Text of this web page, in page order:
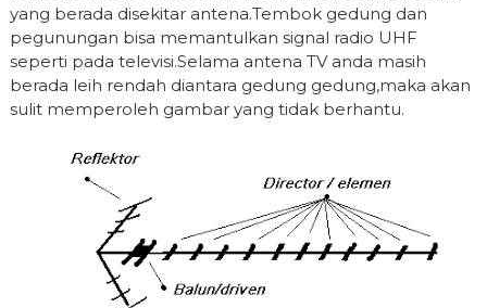
yang berada disekitar antena.Tembok gedung dan
pegunungan bisa memantulkan signal radio UHF
seperti pada televisi.Selama antena TV anda masih
berada leih rendah diantara gedung gedung,maka akan
sulit memperoleh gambar yang tidak berhantu.